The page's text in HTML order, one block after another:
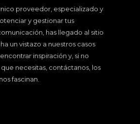
proveedor, especializado y
y gestionar tus
has llegado al sitio
un vistazo a nuestros casos
inspiración y, si no
necesitas, contáctanos, los
fascinan.